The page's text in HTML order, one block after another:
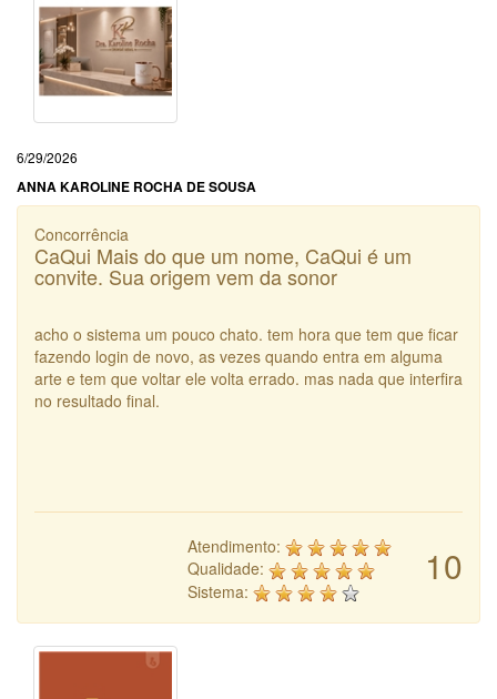
6/29/2026
ANNA KAROLINE ROCHA DE SOUSA
Concorrência
CaQui Mais do que um nome, CaQui é um
convite. Sua origem vem da sonor
acho o sistema um pouco chato. tem hora que tem que ficar
fazendo login de novo, as vezes quando entra em alguma
arte e tem que voltar ele volta errado. mas nada que interfira
no resultado final.
10
Atendimento:
Qualidade:
Sistema: